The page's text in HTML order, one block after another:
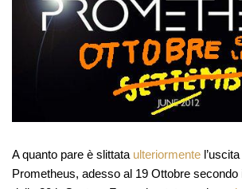
A quanto pare è slittata ulteriormente
Prometheus, adesso al 19 Ottobre secondo